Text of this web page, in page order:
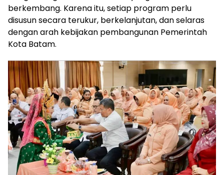
berkembang. Karena itu, setiap program perlu
disusun secara terukur, berkelanjutan, dan selaras
dengan arah kebijakan pembangunan Pemerintah
Kota Batam.